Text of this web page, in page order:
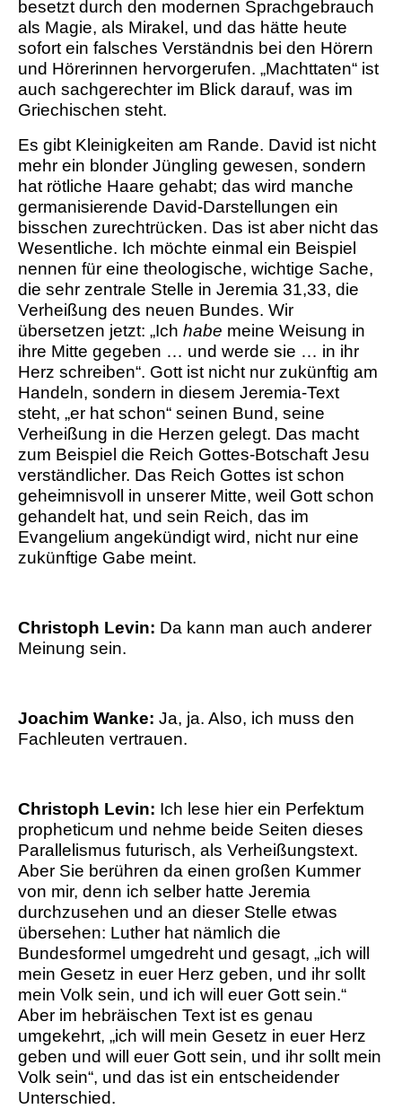
besetzt durch den modernen Sprachgebrauch
als Magie, als Mirakel, und das hätte heute
sofort ein falsches Verständnis bei den Hörern
und Hörerinnen hervorgerufen. „Machttaten“ ist
auch sachgerechter im Blick darauf, was im
Griechischen steht.
Es gibt Kleinigkeiten am Rande. David ist nicht
mehr ein blonder Jüngling gewesen, sondern
hat rötliche Haare gehabt; das wird manche
germanisierende David-Darstellungen ein
bisschen zurechtrücken. Das ist aber nicht das
Wesentliche. Ich möchte einmal ein Beispiel
nennen für eine theologische, wichtige Sache,
die sehr zentrale Stelle in Jeremia 31,33, die
Verheißung des neuen Bundes. Wir
übersetzen jetzt: „Ich habe meine Weisung in
ihre Mitte gegeben … und werde sie … in ihr
Herz schreiben“. Gott ist nicht nur zukünftig am
Handeln, sondern in diesem Jeremia-Text
steht, „er hat schon“ seinen Bund, seine
Verheißung in die Herzen gelegt. Das macht
zum Beispiel die Reich Gottes-Botschaft Jesu
verständlicher. Das Reich Gottes ist schon
geheimnisvoll in unserer Mitte, weil Gott schon
gehandelt hat, und sein Reich, das im
Evangelium angekündigt wird, nicht nur eine
zukünftige Gabe meint.
Christoph Levin: Da kann man auch anderer
Meinung sein.
Joachim Wanke: Ja, ja. Also, ich muss den
Fachleuten vertrauen.
Christoph Levin: Ich lese hier ein Perfektum
propheticum und nehme beide Seiten dieses
Parallelismus futurisch, als Verheißungstext.
Aber Sie berühren da einen großen Kummer
von mir, denn ich selber hatte Jeremia
durchzusehen und an dieser Stelle etwas
übersehen: Luther hat nämlich die
Bundesformel umgedreht und gesagt, „ich will
mein Gesetz in euer Herz geben, und ihr sollt
mein Volk sein, und ich will euer Gott sein.“
Aber im hebräischen Text ist es genau
umgekehrt, „ich will mein Gesetz in euer Herz
geben und will euer Gott sein, und ihr sollt mein
Volk sein“, und das ist ein entscheidender
Unterschied.